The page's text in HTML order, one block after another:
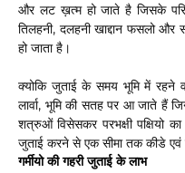
और लट ख़त्म हो जाते है जिसके
तिलहनी, दलहनी खाद्दान फसलो और
हो जाता है ।
क्योकि जुताई के समय भूमि में रहने
लार्वा, भूमि की सतह पर आ जाते हैं
शत्रुओं विसेसकर परभक्षी पक्षियो
जुताई करने से एक सीमा तक कीडे एवं
गर्मीयो की गहरी जुताई के लाभ